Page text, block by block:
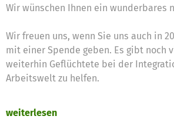
Wir wünschen Ihnen ein wunderbares
Wir freuen uns, wenn Sie uns auch in
mit einer Spende geben. Es gibt noch
weiterhin Geflüchtete bei der
Arbeitswelt zu helfen.
weiterlesen